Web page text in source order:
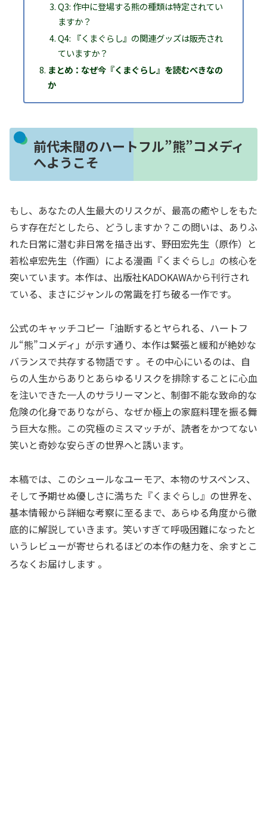
Q3: 作中に登場する熊の種類は特定されてい
ますか？
Q4: 『くまぐらし』の関連グッズは販売され
ていますか？
まとめ：なぜ今『くまぐらし』を読むべきなの
か
前代未聞のハートフル”熊”コメディ
へようこそ
もし、あなたの人生最大のリスクが、最高の癒やしをもた
らす存在だとしたら、どうしますか？この問いは、ありふ
れた日常に潜む非日常を描き出す、野田宏先生（原作）と
若松卓宏先生（作画）による漫画『くまぐらし』の核心を
突いています。本作は、出版社KADOKAWAから刊行され
ている、まさにジャンルの常識を打ち破る一作です。
公式のキャッチコピー「油断するとヤられる、ハートフ
ル“熊”コメディ」が示す通り、本作は緊張と緩和が絶妙な
バランスで共存する物語です 。その中心にいるのは、自
らの人生からありとあらゆるリスクを排除することに心血
を注いできた一人のサラリーマンと、制御不能な致命的な
危険の化身でありながら、なぜか極上の家庭料理を振る舞
う巨大な熊。この究極のミスマッチが、読者をかつてない
笑いと奇妙な安らぎの世界へと誘います。
本稿では、このシュールなユーモア、本物のサスペンス、
そして予期せぬ優しさに満ちた『くまぐらし』の世界を、
基本情報から詳細な考察に至るまで、あらゆる角度から徹
底的に解説していきます。笑いすぎて呼吸困難になったと
いうレビューが寄せられるほどの本作の魅力を、余すとこ
ろなくお届けします 。